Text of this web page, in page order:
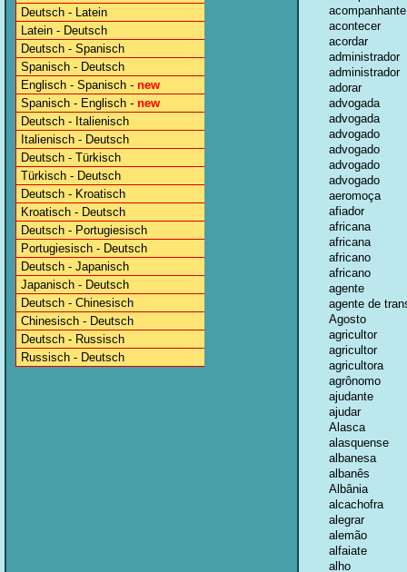
Deutsch - Latein
Latein - Deutsch
Deutsch - Spanisch
Spanisch - Deutsch
Englisch - Spanisch - new
Spanisch - Englisch - new
Deutsch - Italienisch
Italienisch - Deutsch
Deutsch - Türkisch
Türkisch - Deutsch
Deutsch - Kroatisch
Kroatisch - Deutsch
Deutsch - Portugiesisch
Portugiesisch - Deutsch
Deutsch - Japanisch
Japanisch - Deutsch
Deutsch - Chinesisch
Chinesisch - Deutsch
Deutsch - Russisch
Russisch - Deutsch
acompanhante
acontecer
acordar
administrador
administrador
adorar
advogada
advogada
advogado
advogado
advogado
advogado
aeromoça
afiador
africana
africana
africano
africano
agente
agente de
Agosto
agricultor
agricultor
agricultora
agrônomo
ajudante
ajudar
Alasca
alasquense
albanesa
albanês
Albânia
alcachofra
alegrar
alemão
alfaiate
alho